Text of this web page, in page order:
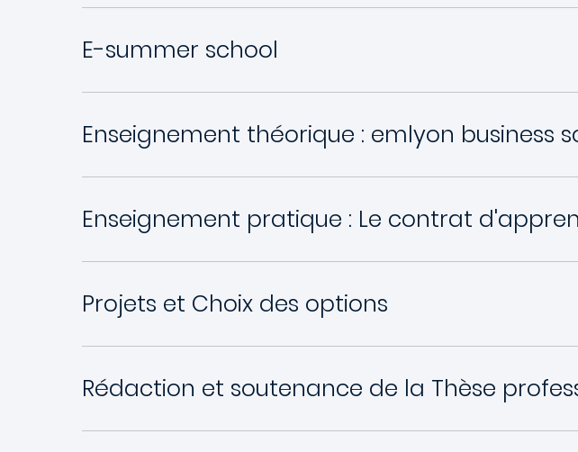
E-summer school
Enseignement théorique : emlyon business
Enseignement pratique : Le contrat
Projets et Choix des options
Rédaction et soutenance de la Thèse